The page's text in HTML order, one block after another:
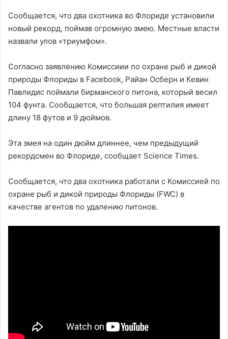
Сообщается, что два охотника во Флориде установили
новый рекорд, поймав огромную змею. Местные власти
назвали улов «триумфом».
Согласно заявлению Комиссиии по охране рыб и дикой
природы Флориды в Facebook, Райан Осберн и Кевин
Павлидис поймали бирманского питона, который весил
104 фунта. Сообщается, что большая рептилия имеет
длину 18 футов и 9 дюймов.
Эта змея на один дюйм длиннее, чем предыдущий
рекордсмен во Флориде, сообщает Science Times.
Сообщается, что два охотника работали с Комиссией по
охране рыб и дикой природы Флориды (FWC) в
качестве агентов по удалению питонов.